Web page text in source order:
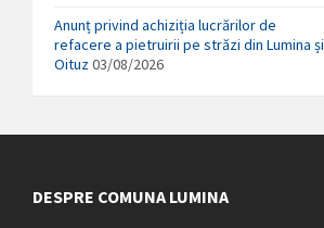
Anunț privind achiziția lucrărilor de
refacere a pietruirii pe străzi din Lumina și
Oituz 03/08/2026
DESPRE COMUNA LUMINA